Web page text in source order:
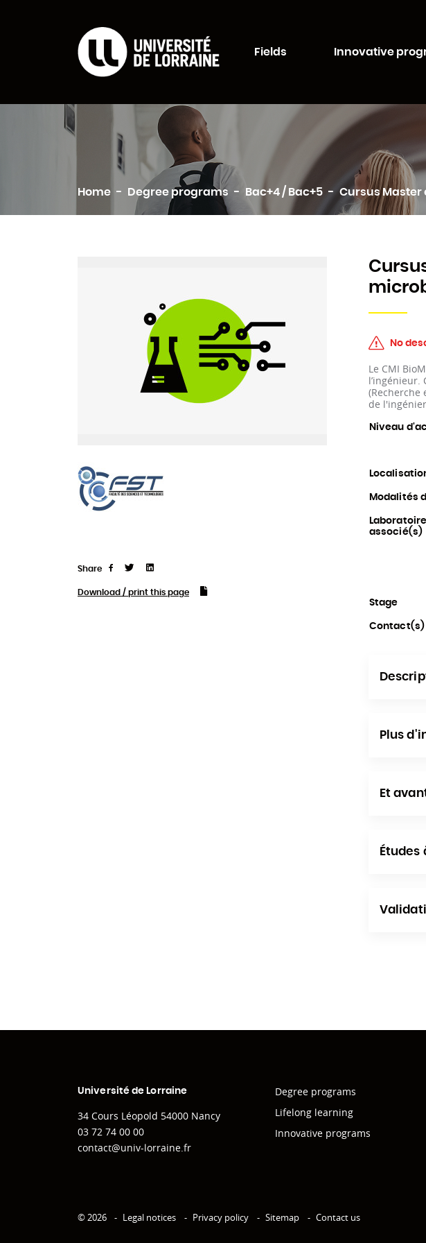
Fields Innovative
Search
Home Degree programs Bac+4 / Bac+5 Cursus Master
Share Share TweetLinkedin
Download / print this page
No
Le CMI
l’ingénieur.
(Recherche
de
Niveau
Modalités
associé(s)
Stage
Contact(s)
Plus
Et
Études
Université de Lorraine
34 Cours Léopold 54000 Nancy
03 72 74 00 00
contact@univ-lorraine.fr
Degree programs
Lifelong learning
Innovative programs
© 2026 Legal notices Privacy policy Sitemap Contact us